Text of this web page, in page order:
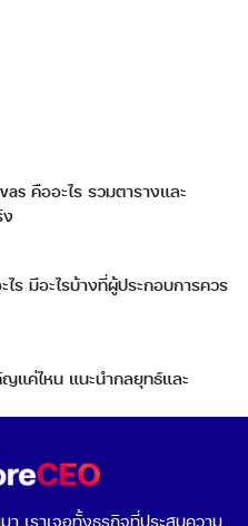
Search
คืออะไร รวมตารางและ
ง
ร มีอะไรบ้างที่ผู้ประกอบการควร
แค่ไหน แนะนำกลยุทธ์และ
เลือกกลยุทธ์การเข้าสู่ตลาดต่าง